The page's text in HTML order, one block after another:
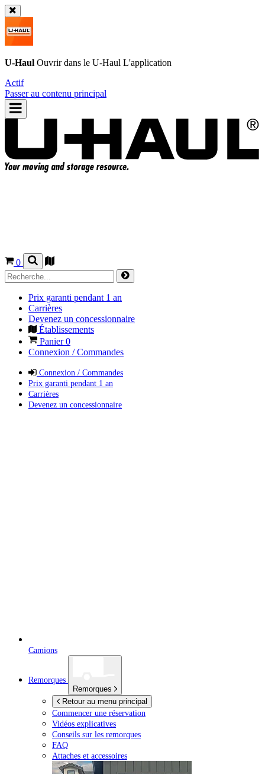
U-Haul Ouvrir dans le U-Haul L'application
Actif
Passer au contenu principal
0
Prix garanti pendant 1 an
Carrières
Devenez un concessionnaire
Établissements
Panier0
Connexion / Commandes
Connexion / Commandes
Prix garanti pendant 1 an
Carrières
Devenez un concessionnaire
Camions
Remorques
Remorques
Retour au menu principal
Commencer une réservation
Vidéos explicatives
Conseils sur les remorques
FAQ
Attaches et accessoires